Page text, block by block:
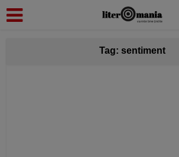
Tag: sentiment
modal-check